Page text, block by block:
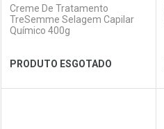
Ver Desconto Convênio
Creme De Tratamento
TreSemme Selagem Capilar
Químico 400g
PRODUTO ESGOTADO